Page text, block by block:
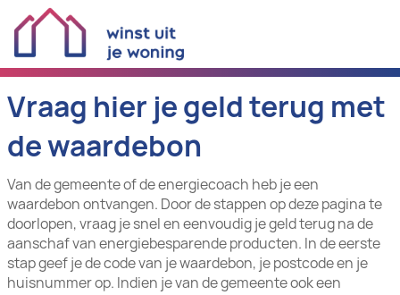
Vraag hier je geld terug met
de waardebon
Van de gemeente of de energiecoach heb je een
waardebon ontvangen. Door de stappen op deze pagina te
doorlopen, vraag je snel en eenvoudig je geld terug na de
aanschaf van energiebesparende producten. In de eerste
stap geef je de code van je waardebon, je postcode en je
huisnummer op. Indien je van de gemeente ook een